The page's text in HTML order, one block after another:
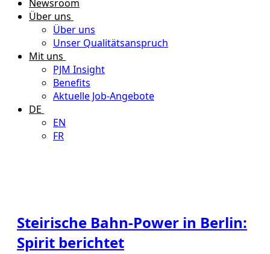
Newsroom
Über uns
Über uns
Unser Qualitätsanspruch
Mit uns
PJM Insight
Benefits
Aktuelle Job-Angebote
DE
EN
FR
Steirische Bahn-Power in Berlin:
Spirit berichtet